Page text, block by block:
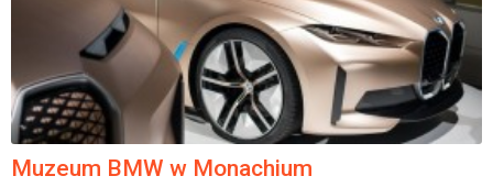
Muzeum BMW w Monachium